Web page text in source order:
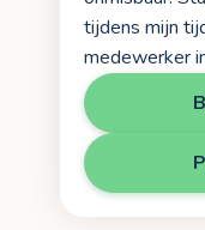
tijdens mijn
medewerker